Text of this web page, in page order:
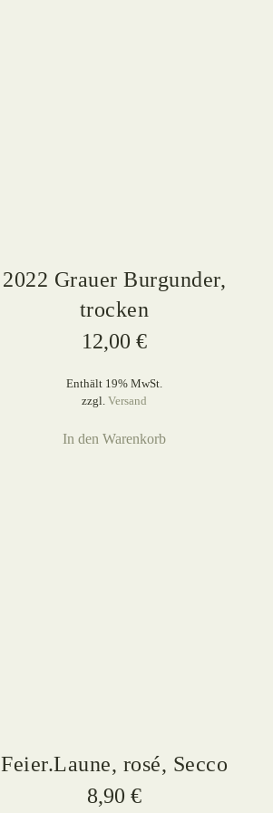
2022 Grauer Burgunder,
trocken
12,00 €
Enthält 19% MwSt.
zzgl. Versand
In den Warenkorb
Feier.Laune, rosé, Secco
8,90 €